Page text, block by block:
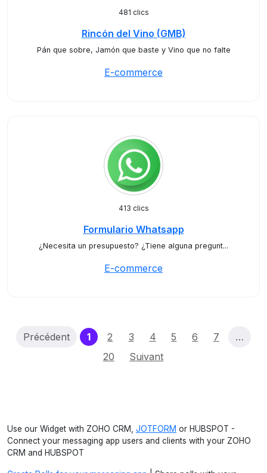
481 clics
Rincón del Vino (GMB)
Pán que sobre, Jamón que baste y Vino que no falte
E-commerce
413 clics
Formulario Whatsapp
¿Necesita un presupuesto? ¿Tiene alguna pregunt...
E-commerce
Précédent 1(current)
2 3 4 5 6 7
…
20
Suivant
Use our Widget with ZOHO CRM, JOTFORM or HUBSPOT -
Connect your messaging app users and clients with your ZOHO
CRM and HUBSPOT